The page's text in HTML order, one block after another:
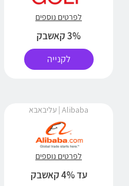
לפרטים נוספים
3% קאשבק
לקנייה
Alibaba | עליבאבא
לפרטים נוספים
עד 4% קאשבק